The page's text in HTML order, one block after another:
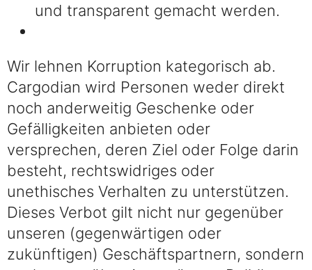
und transparent gemacht werden.
Wir lehnen Korruption kategorisch ab.
Cargodian wird Personen weder direkt
noch anderweitig Geschenke oder
Gefälligkeiten anbieten oder
versprechen, deren Ziel oder Folge darin
besteht, rechtswidriges oder
unethisches Verhalten zu unterstützen.
Dieses Verbot gilt nicht nur gegenüber
unseren (gegenwärtigen oder
zukünftigen) Geschäftspartnern, sondern